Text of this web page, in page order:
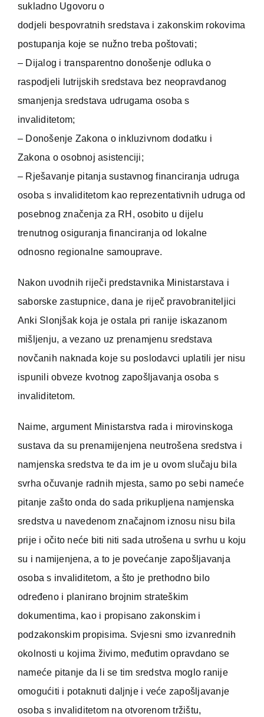
sukladno Ugovoru o
dodjeli bespovratnih sredstava i zakonskim rokovima
postupanja koje se nužno treba poštovati;
– Dijalog i transparentno donošenje odluka o
raspodjeli lutrijskih sredstava bez neopravdanog
smanjenja sredstava udrugama osoba s
invaliditetom;
– Donošenje Zakona o inkluzivnom dodatku i
Zakona o osobnoj asistenciji;
– Rješavanje pitanja sustavnog financiranja udruga
osoba s invaliditetom kao reprezentativnih udruga od
posebnog značenja za RH, osobito u dijelu
trenutnog osiguranja financiranja od lokalne
odnosno regionalne samouprave.
Nakon uvodnih riječi predstavnika Ministarstava i
saborske zastupnice, dana je riječ pravobraniteljici
Anki Slonjšak koja je ostala pri ranije iskazanom
mišljenju, a vezano uz prenamjenu sredstava
novčanih naknada koje su poslodavci uplatili jer nisu
ispunili obveze kvotnog zapošljavanja osoba s
invaliditetom.
Naime, argument Ministarstva rada i mirovinskoga
sustava da su prenamijenjena neutrošena sredstva i
namjenska sredstva te da im je u ovom slučaju bila
svrha očuvanje radnih mjesta, samo po sebi nameće
pitanje zašto onda do sada prikupljena namjenska
sredstva u navedenom značajnom iznosu nisu bila
prije i očito neće biti niti sada utrošena u svrhu u koju
su i namijenjena, a to je povećanje zapošljavanja
osoba s invaliditetom, a što je prethodno bilo
određeno i planirano brojnim strateškim
dokumentima, kao i propisano zakonskim i
podzakonskim propisima. Svjesni smo izvanrednih
okolnosti u kojima živimo, međutim opravdano se
nameće pitanje da li se tim sredstva moglo ranije
omogućiti i potaknuti daljnje i veće zapošljavanje
osoba s invaliditetom na otvorenom tržištu,